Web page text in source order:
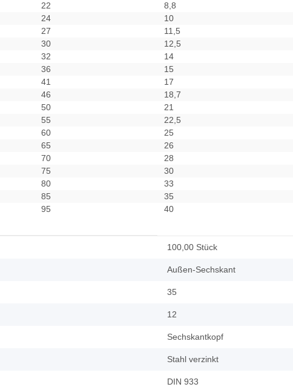
22 8,8
24 10
27 11,5
30 12,5
32 14
36 15
41 17
46 18,7
50 21
55 22,5
60 25
65 26
70 28
75 30
80 33
85 35
95 40
100,00 Stück
Außen-Sechskant
35
12
Sechskantkopf
Stahl verzinkt
DIN 933